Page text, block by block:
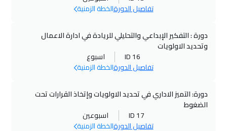
تفاصيل الدورةالخطة الزمنية
دورة : التفكير الإبداعي والتحليلي للريادة في ادارة الاعمال
وتحديد الاولويات
ID 16
اسبوع
تفاصيل الدورةالخطة الزمنية
دورة: التميز الاداري في تحديد الاولويات وإتخاذ القرارات تحت
الضغوط
ID 17
اسبوعين
تفاصيل الدورةالخطة الزمنية